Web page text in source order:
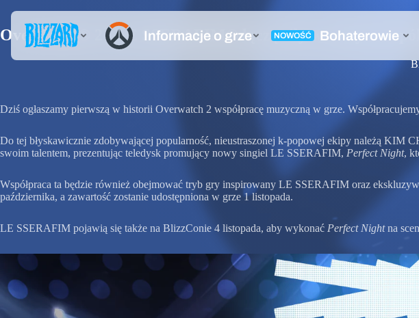
Overwatch® 2 i LE SSERAFIM® łączą siły w nowym
Dziś ogłaszamy pierwszą w historii Overwatch 2 współpracę muzyczną w grze.
Do tej błyskawicznie zdobywającej popularność, nieustraszonej k-popowej ekipy należą
swoim talentem, prezentując teledysk promujący nowy singiel LE SSERAFIM, Perfect Night,
Współpraca ta będzie również obejmować tryb gry inspirowany LE SSERAFIM oraz
października, a zawartość zostanie udostępniona w grze 1 listopada.
LE SSERAFIM pojawią się także na BlizzConie 4 listopada, aby wykonać Perfect Nightna